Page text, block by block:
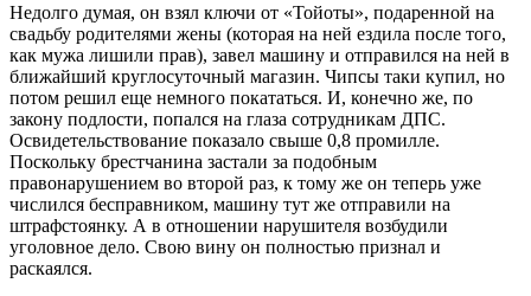
Недолго думая, он взял ключи от «Тойоты», подаренной на
свадьбу родителями жены (которая на ней ездила после того,
как мужа лишили прав), завел машину и отправился на ней в
ближайший круглосуточный магазин. Чипсы таки купил, но
потом решил еще немного покататься. И, конечно же, по
закону подлости, попался на глаза сотрудникам ДПС.
Освидетельствование показало свыше 0,8 промилле.
Поскольку брестчанина застали за подобным
правонарушением во второй раз, к тому же он теперь уже
числился бесправником, машину тут же отправили на
штрафстоянку. А в отношении нарушителя возбудили
уголовное дело. Свою вину он полностью признал и
раскаялся.